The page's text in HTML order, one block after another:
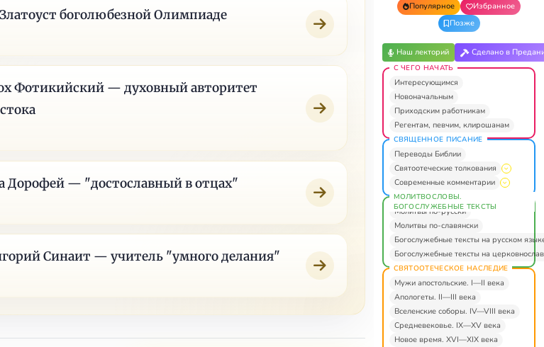
боголюбезной Олимпиаде
Фотикийский — духовный авторитет
Дорофей — "достославный в отцах"
Синаит — учитель "умного делания"
Популярное
Избранное
Позже
Наш лекторий Сделано в
С ЧЕГО НАЧАТЬ
Интересующимся
Новоначальным
Приходским работникам
Регентам, певчим, клирошанам
СВЯЩЕННОЕ ПИСАНИЕ
Переводы Библии
Святоотеческие толкования
Современные комментарии
МОЛИТВОСЛОВЫ.
БОГОСЛУЖЕБНЫЕ ТЕКСТЫ
Молитвы по-русски
Молитвы по-славянски
Богослужебные тексты на русском
Богослужебные тексты на
СВЯТООТЕЧЕСКОЕ НАСЛЕДИЕ
Мужи апостольские. I—II века
Апологеты. II—III века
Вселенские соборы. IV—VIII века
Средневековье. IX—XV века
Новое время. XVI—XIX века